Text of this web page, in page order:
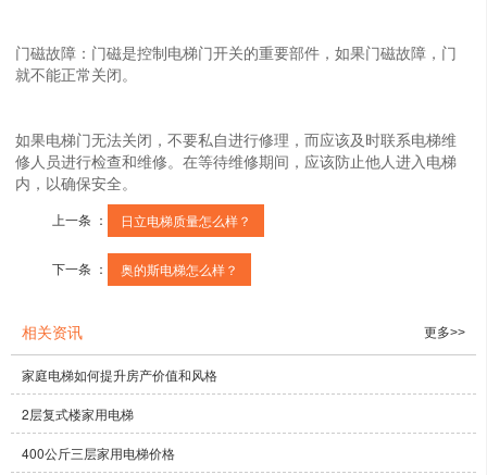
门磁故障：门磁是控制电梯门开关的重要部件，如果门磁故障，门
就不能正常关闭。
如果电梯门无法关闭，不要私自进行修理，而应该及时联系电梯维
修人员进行检查和维修。在等待维修期间，应该防止他人进入电梯
内，以确保安全。
上一条 ： 日立电梯质量怎么样？
下一条 ： 奥的斯电梯怎么样？
相关资讯 更多>>
家庭电梯如何提升房产价值和风格
2层复式楼家用电梯
400公斤三层家用电梯价格